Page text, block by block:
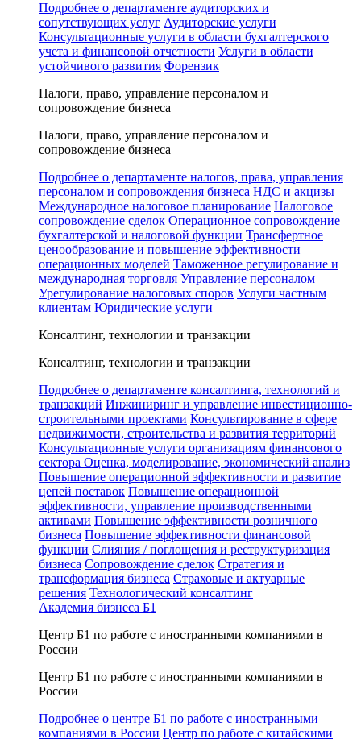
Подробнее о департаменте аудиторских и
сопутствующих услуг Аудиторские услуги
Консультационные услуги в области бухгалтерского
учета и финансовой отчетности Услуги в области
устойчивого развития Форензик
Налоги, право, управление персоналом и
сопровождение бизнеса
Налоги, право, управление персоналом и
сопровождение бизнеса
Подробнее о департаменте налогов, права, управления
персоналом и сопровождения бизнеса НДС и акцизы
Международное налоговое планирование Налоговое
сопровождение сделок Операционное сопровождение
бухгалтерской и налоговой функции Трансфертное
ценообразование и повышение эффективности
операционных моделей Таможенное регулирование и
международная торговля Управление персоналом
Урегулирование налоговых споров Услуги частным
клиентам Юридические услуги
Консалтинг, технологии и транзакции
Консалтинг, технологии и транзакции
Подробнее о департаменте консалтинга, технологий и
транзакций Инжиниринг и управление инвестиционно-
строительными проектами Консультирование в сфере
недвижимости, строительства и развития территорий
Консультационные услуги организациям финансового
сектора Оценка, моделирование, экономический анализ
Повышение операционной эффективности и развитие
цепей поставок Повышение операционной
эффективности, управление производственными
активами Повышение эффективности розничного
бизнеса Повышение эффективности финансовой
функции Слияния / поглощения и реструктуризация
бизнеса Сопровождение сделок Стратегия и
трансформация бизнеса Страховые и актуарные
решения Технологический консалтинг
Академия бизнеса Б1
Центр Б1 по работе с иностранными компаниями в
России
Центр Б1 по работе с иностранными компаниями в
России
Подробнее о центре Б1 по работе с иностранными
компаниями в России Центр по работе с китайскими